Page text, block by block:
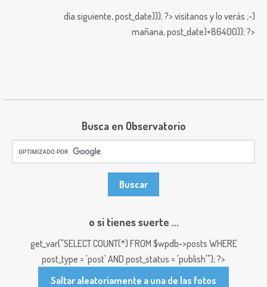
día siguiente,post_date))); ?> visitanos y lo verás ;-)
mañana,post_date)+86400)); ?>
Busca en Observatorio
o si tienes suerte ...
get_var("SELECT COUNT(*) FROM $wpdb->posts WHERE
post_type = 'post' AND post_status = 'publish'"); ?>
Saltar aleatoriamente a una de las fotos